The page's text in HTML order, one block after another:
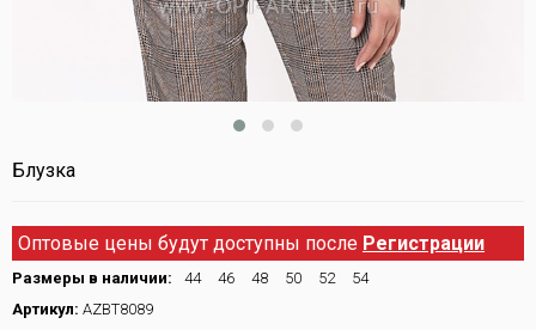
Блузка
Оптовые цены будут доступны после Регистрации
Размеры в наличии: 44 46 48 50 52
54
Артикул: AZBT8089